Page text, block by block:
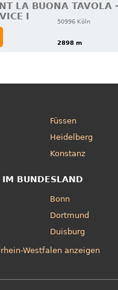
LA BUONA TAVOLA
I
50996 Köln
2898 m
Füssen
Heidelberg
Konstanz
BUNDESLAND
Bonn
Dortmund
Duisburg
Westfalen anzeigen